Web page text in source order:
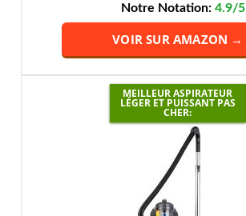
Notre Notation:4.9/5
VOIR SUR AMAZON →
MEILLEUR ASPIRATEUR
LÉGER ET PUISSANT PAS
CHER: